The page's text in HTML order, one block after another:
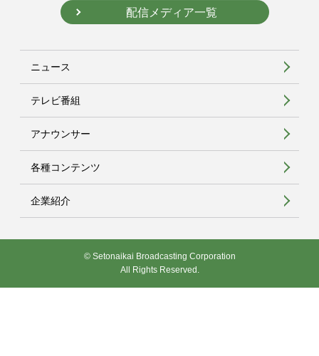
配信メディア一覧
ニュース
テレビ番組
アナウンサー
各種コンテンツ
企業紹介
© Setonaikai Broadcasting Corporation
All Rights Reserved.